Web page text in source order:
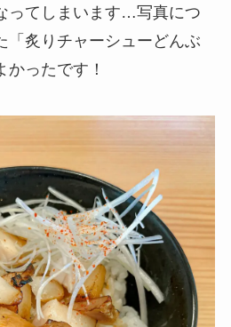
ってしまいます…写真につ
「炙りチャーシューどんぶ
かったです！